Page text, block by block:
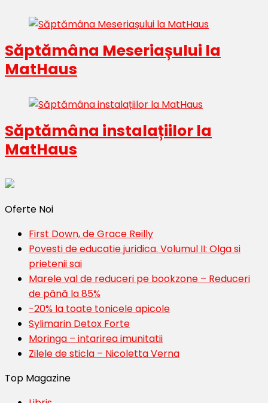
Săptămâna Meseriașului la
MatHaus
Săptămâna instalațiilor la
MatHaus
Oferte Noi
First Down, de Grace Reilly
Povesti de educatie juridica. Volumul II: Olga si
prietenii sai
Marele val de reduceri pe bookzone – Reduceri
de până la 85%
-20% la toate tonicele apicole
Sylimarin Detox Forte
Moringa – intarirea imunitatii
Zilele de sticla – Nicoletta Verna
Top Magazine